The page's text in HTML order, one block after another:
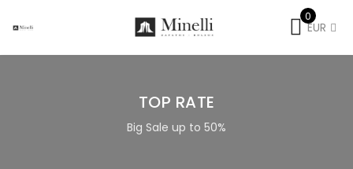
0
EUR
TOP RATE
Big Sale up to 50%